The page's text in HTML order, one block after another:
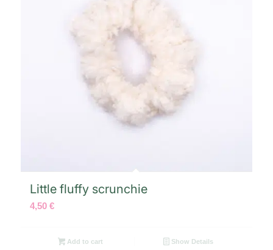
Little fluffy scrunchie
4,50 €
Add to cart Show Details